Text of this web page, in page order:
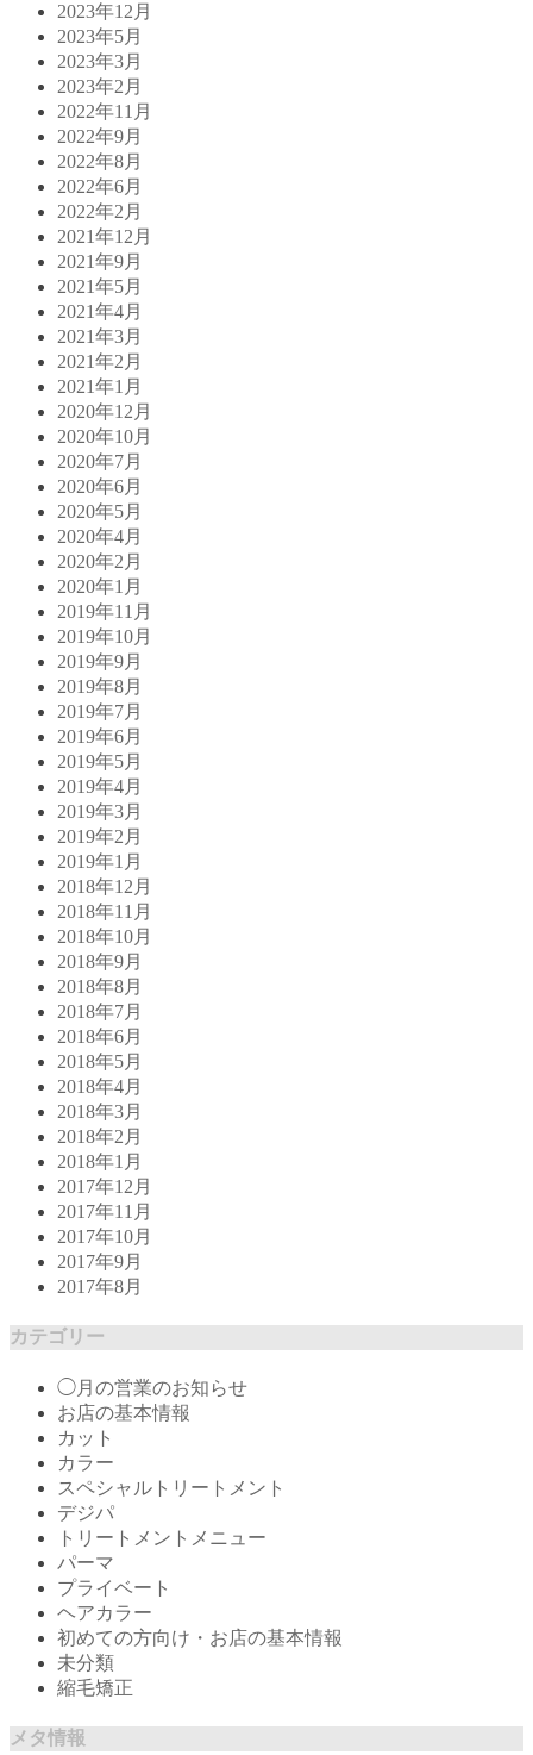
2023年12月
2023年5月
2023年3月
2023年2月
2022年11月
2022年9月
2022年8月
2022年6月
2022年2月
2021年12月
2021年9月
2021年5月
2021年4月
2021年3月
2021年2月
2021年1月
2020年12月
2020年10月
2020年7月
2020年6月
2020年5月
2020年4月
2020年2月
2020年1月
2019年11月
2019年10月
2019年9月
2019年8月
2019年7月
2019年6月
2019年5月
2019年4月
2019年3月
2019年2月
2019年1月
2018年12月
2018年11月
2018年10月
2018年9月
2018年8月
2018年7月
2018年6月
2018年5月
2018年4月
2018年3月
2018年2月
2018年1月
2017年12月
2017年11月
2017年10月
2017年9月
2017年8月
カテゴリー
◯月の営業のお知らせ
お店の基本情報
カット
カラー
スペシャルトリートメント
デジパ
トリートメントメニュー
パーマ
プライベート
ヘアカラー
初めての方向け・お店の基本情報
未分類
縮毛矯正
メタ情報